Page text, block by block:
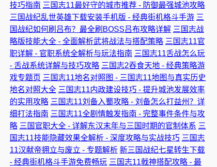
技巧指南 三国志11最好守的城市推荐 - 防御最强城池攻略
三国战纪乱世英雄下载安装手机版 - 经典街机格斗手游 三
国战纪如何刷吕布？最全刷BOSS吕布攻略详解 三国志战
略版技能大全 - 全面解析武将战法与搭配策略 三国志11官
职详解 - 官职系统全解析与玩法指南 三国志11舌战怎么玩
- 舌战系统详解与技巧攻略 三国志2吞食天地 - 经典策略游
戏专题页 三国志11地名对照图 - 三国志11地图与真实历史
地名对照大全 三国志11内政建设技巧 - 提升城池发展效率
的实用攻略 三国志11刘备入蜀攻略 - 刘备怎么打益州？详
细打法指南 三国志11全剧情触发指南 - 完整事件条件与攻
略 三国官职大全 - 详解东汉末年与三国时期的官制体系 三
国志11技能隐藏效果全解析 - 深度攻略与实战技巧 三国志
11汉献帝拥立与废立 - 专题解析 新三国战纪七星转生下载
- 经典街机格斗手游免费畅玩 三国志11戟神搭配攻略 - 最